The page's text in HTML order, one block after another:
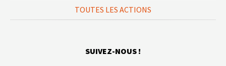
TOUTES LES ACTIONS
SUIVEZ-NOUS !